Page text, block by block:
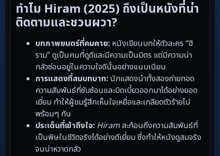
ทำไม Hiram (2025) ถึงเป็นหนังที่น่า
ติดตามและชวนผวา?
บทภาพยนตร์ที่คมคาย: หนังเขียนบทให้ตัวละคร “ฮิ
ราม” ดูเป็นคนที่ดูดีและมีความเป็นมิตร แต่มีความน่า
กลัวซ่อนอยู่ในความใจดีนั้นอย่างแนบเนียน
การแสดงที่สมบทบาท: นักแสดงนำทั้งสองถ่ายทอด
ความสัมพันธ์ที่ซับซ้อนและบิดเบี้ยวออกมาได้อย่างยอด
เยี่ยม ทำให้ผู้ชมรู้สึกเห็นใจเหยื่อและเกลียดตัวร้ายไป
พร้อมๆ กัน
ประเด็นที่เข้าถึงใจ: Hiramสะท้อนถึงความสัมพันธ์ที่
เป็นพิษในชีวิตจริงได้อย่างดีเยี่ยม ซึ่งทำให้หนังดูสมจริง
จนน่าหวาดกลัว